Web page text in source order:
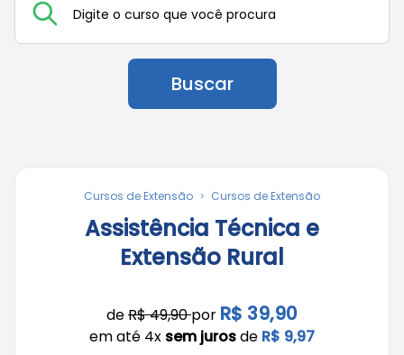
Buscar
Cursos de Extensão Cursos de Extensão
Assistência Técnica e
Extensão Rural
deR$ 49,90por R$ 39,90
em até 4x sem jurosde R$ 9,97